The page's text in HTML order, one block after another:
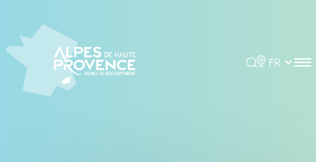
Rechercher
Choisir la